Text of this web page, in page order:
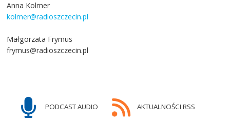
Anna Kolmer
kolmer@radioszczecin.pl
Małgorzata Frymus
frymus@radioszczecin.pl
PODCAST AUDIO AKTUALNOŚCI RSS